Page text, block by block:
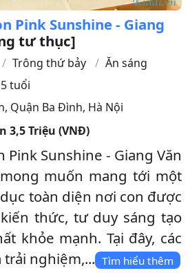
Pink Sunshine - Giang
tư thục]
Trông thứ bảy
Ăn sáng
tuổi
, Quận Ba Đình, Hà Nội
3,5 Triệu (VNĐ)
Sunshine - Giang Văn
muốn mang tới một
toàn diện nơi con được
thức, tư duy sáng tạo
khỏe mạnh. Tại đây, các
nghiệm,... Tìm hiểu thêm